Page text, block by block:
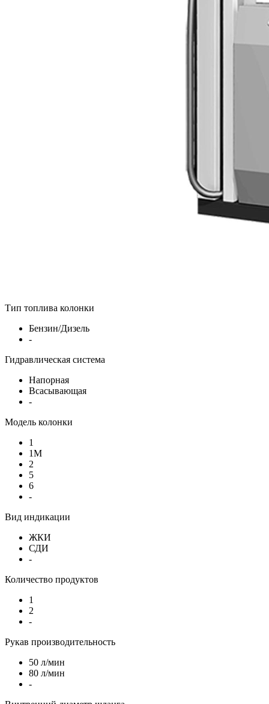
Тип топлива колонки
Бензин/Дизель
-
Гидравлическая система
Напорная
Всасывающая
-
Модель колонки
1
1М
2
5
6
-
Вид индикации
ЖКИ
СДИ
-
Количество продуктов
1
2
-
Рукав производительность
50 л/мин
80 л/мин
-